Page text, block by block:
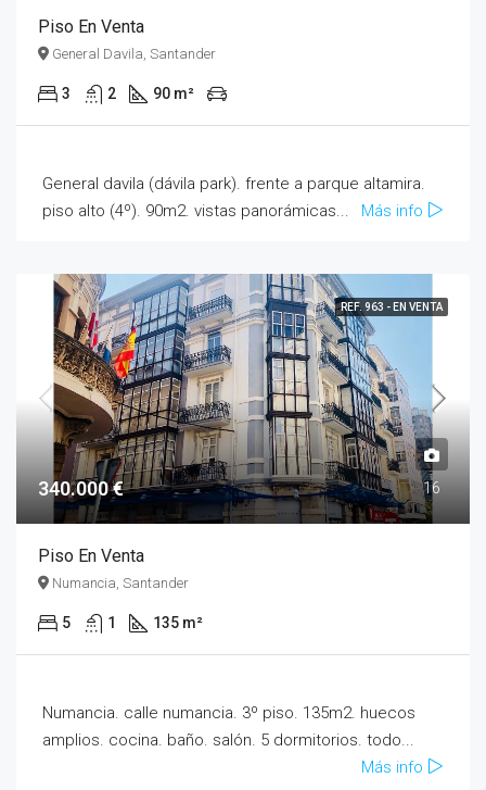
Piso En Venta
General Davila, Santander
3 2 90 m²
General davila (dávila park). frente a parque altamira.
piso alto (4º). 90m2. vistas panorámicas...
Más info
REF. 963 - EN VENTA
340.000 € 16
Piso En Venta
Numancia, Santander
5 1 135 m²
Numancia. calle numancia. 3º piso. 135m2. huecos
amplios. cocina. baño. salón. 5 dormitorios. todo...
Más info